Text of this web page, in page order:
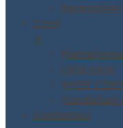
Recensioni
Corsi
▼
Lista corsi
SHOP
Condizioni
Contattaci